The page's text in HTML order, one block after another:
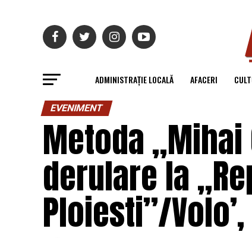
ADMINISTRAȚIE LOCALĂ AFACERI
EVENIMENT
Metoda
derulare la
Ploiesti”/